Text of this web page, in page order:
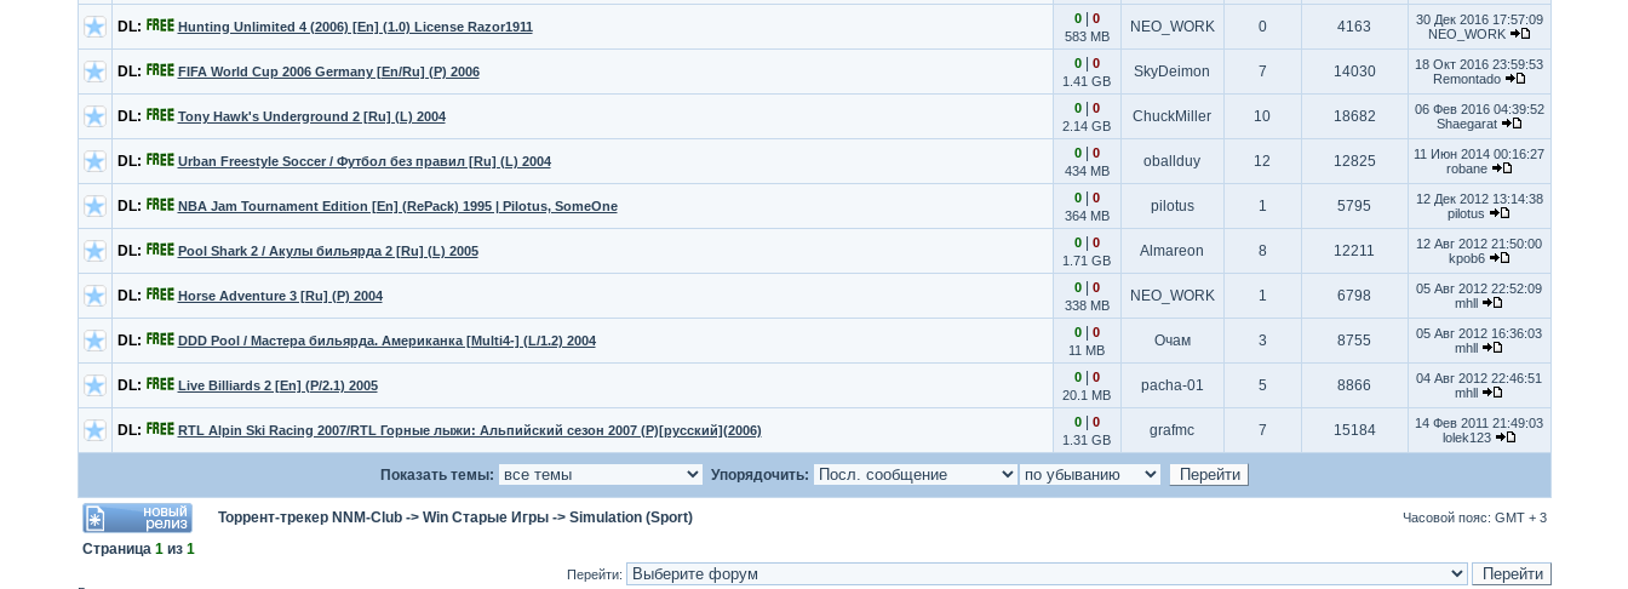
DL: Hunting Unlimited 4 (2006) [En] (1.0) License Razor1911
0|
0
583 MB
NEO_WORK 0 4163
30 Дек 2016 17:57:09
NEO_WORK
DL: FIFA World Cup 2006 Germany [En/Ru] (P) 2006
0|
0
1.41 GB
SkyDeimon 7 14030
18 Окт 2016 23:59:53
Remontado
DL: Tony Hawk's Underground 2 [Ru] (L) 2004
0|
0
2.14 GB
ChuckMiller 10 18682
06 Фев 2016 04:39:52
Shaegarat
DL: Urban Freestyle Soccer / Футбол без правил [Ru] (L) 2004
0|
0
434 MB
oballduy 12 12825
11 Июн 2014 00:16:27
robane
DL: NBA Jam Tournament Edition [En] (RePack) 1995 | Pilotus, SomeOne
0|
0
364 MB
pilotus 1 5795
12 Дек 2012 13:14:38
pilotus
DL: Pool Shark 2 / Акулы бильярда 2 [Ru] (L) 2005
0|
0
1.71 GB
Almareon 8 12211
12 Авг 2012 21:50:00
kpob6
DL: Horse Adventure 3 [Ru] (P) 2004
0|
0
338 MB
NEO_WORK 1 6798
05 Авг 2012 22:52:09
mhll
DL: DDD Pool / Мастера бильярда. Американка [Multi4-] (L/1.2) 2004
0|
0
11 MB
Очам 3 8755
05 Авг 2012 16:36:03
mhll
DL: Live Billiards 2 [En] (P/2.1) 2005
0|
0
20.1 MB
pacha-01 5 8866
04 Авг 2012 22:46:51
mhll
DL: RTL Alpin Ski Racing 2007/RTL Горные лыжи: Альпийский сезон 2007 (P)[русский](2006)
0|
0
1.31 GB
grafmc 7 15184
14 Фев 2011 21:49:03
lolek123
Показать темы: Упорядочить:
Торрент-трекер NNM-Club-> Win Старые Игры-> Simulation (Sport) Часовой пояс: GMT + 3
Страница 1из 1
Перейти: